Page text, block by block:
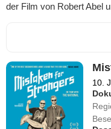
der Film von Robert Abel
10.